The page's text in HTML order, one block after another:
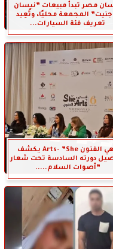
مصر تبدأ مبيعات ”نيسان
المجمعة محليًا، وتُعِيد
تعريف فئة السيارات...
”هي الفنون Arts- ”She يكشف
دورته السادسة تحت شعار
”أصوات السلام.....